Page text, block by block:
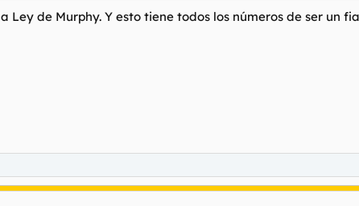
Ley de Murphy. Y esto tiene todos los números de ser un